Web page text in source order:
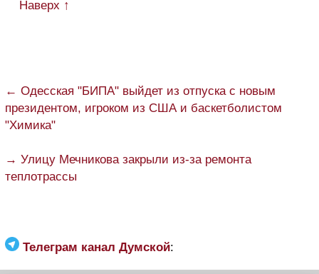
Наверх ↑
← Одесская "БИПА" выйдет из отпуска с новым
президентом, игроком из США и баскетболистом
"Химика"
→ Улицу Мечникова закрыли из-за ремонта
теплотрассы
Телеграм канал Думской: